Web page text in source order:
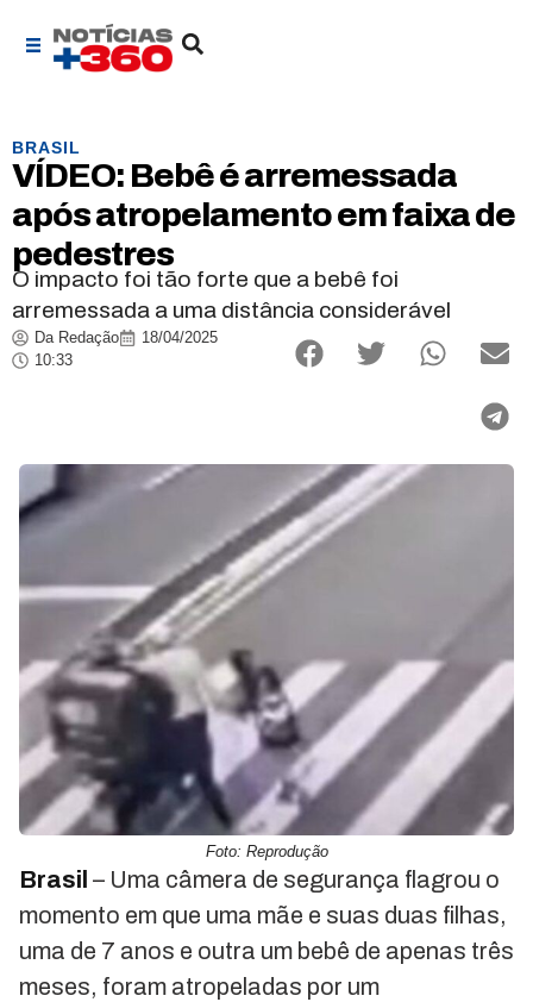
BRASIL
VÍDEO: Bebê é arremessada
após atropelamento em faixa de
pedestres
O impacto foi tão forte que a bebê foi
arremessada a uma distância considerável
Da Redação
18/04/2025
10:33
Foto: Reprodução
Brasil – Uma câmera de segurança flagrou o
momento em que uma mãe e suas duas filhas,
uma de 7 anos e outra um bebê de apenas três
meses, foram atropeladas por um